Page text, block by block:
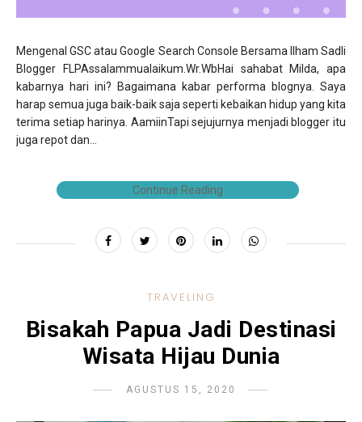
Mengenal GSC atau Google Search Console Bersama Ilham Sadli
Blogger FLPAssalammualaikum.Wr.WbHai sahabat Milda, apa
kabarnya hari ini? Bagaimana kabar performa blognya. Saya
harap semua juga baik-baik saja seperti kebaikan hidup yang kita
terima setiap harinya. AamiinTapi sejujurnya menjadi blogger itu
juga repot dan...
Continue Reading
TRAVELING
Bisakah Papua Jadi Destinasi
Wisata Hijau Dunia
AGUSTUS 15, 2020